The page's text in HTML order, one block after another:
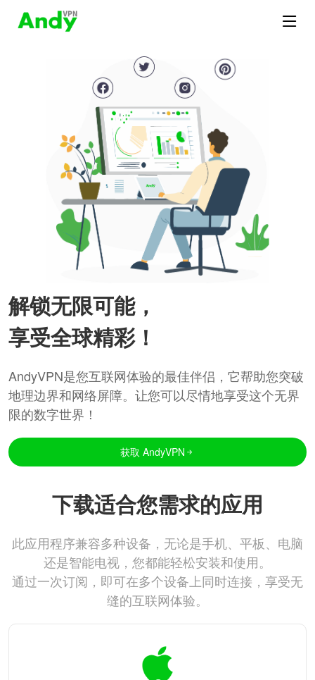
解锁无限可能，
享受全球精彩！
AndyVPN是您互联网体验的最佳伴侣，它帮助您突破
地理边界和网络屏障。让您可以尽情地享受这个无界
限的数字世界！
获取 AndyVPN
下载适合您需求的应用
此应用程序兼容多种设备，无论是手机、平板、电脑
还是智能电视，您都能轻松安装和使用。
通过一次订阅，即可在多个设备上同时连接，享受无
缝的互联网体验。